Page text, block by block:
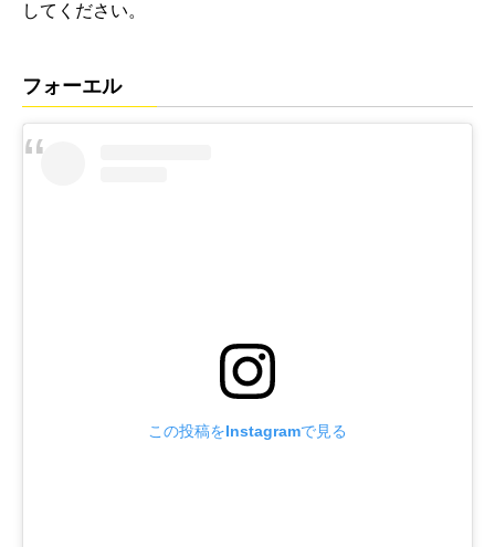
してください。
フォーエル
この投稿をInstagramで見る